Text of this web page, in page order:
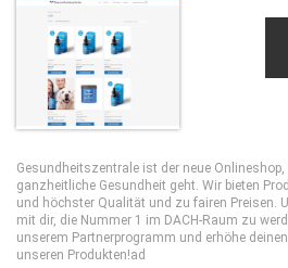
Gesundheitszentrale ist der neue
ganzheitliche Gesundheit geht. Wir bieten
und höchster Qualität und zu fairen Preisen.
mit dir, die Nummer 1 im DACH-Raum zu
unserem Partnerprogramm und erhöhe
unseren Produkten!ad